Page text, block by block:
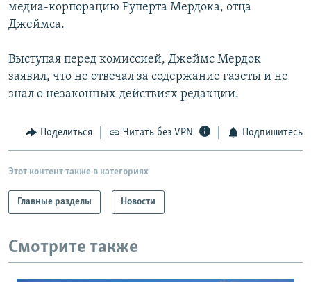
медиа-корпорацию Руперта Мердока, отца
Джеймса.
Выступая перед комиссией, Джеймс Мердок
заявил, что не отвечал за содержание газеты и не
знал о незаконных действиях редакции.
Поделиться Читать без VPN Подпишитесь
Этот контент также в категориях
Главные разделы Новости
Смотрите также